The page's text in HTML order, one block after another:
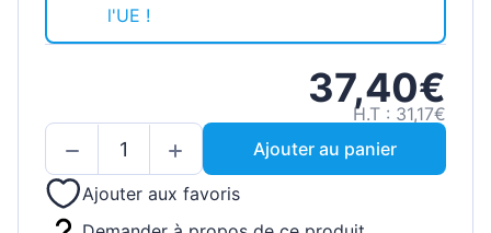
l'UE !
37,40€
H.T : 31,17€
Ajouter au panier
Ajouter aux favoris